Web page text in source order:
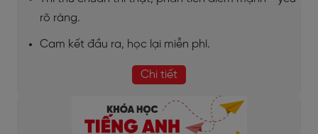
rõ ràng.
Cam kết đầu ra, học lại miễn phí.
Chi tiết